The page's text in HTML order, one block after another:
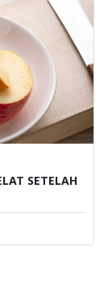
SETELAH